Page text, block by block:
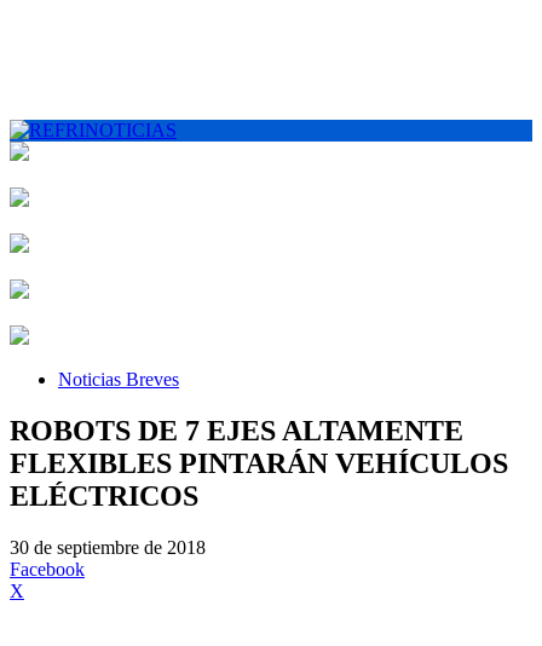
Noticias Breves
ROBOTS DE 7 EJES ALTAMENTE
FLEXIBLES PINTARÁN VEHÍCULOS
ELÉCTRICOS
30 de septiembre de 2018
Facebook
X